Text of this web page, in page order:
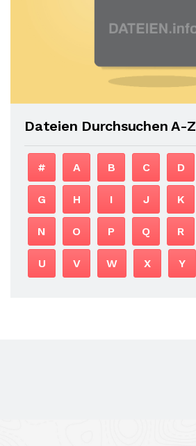
Dateien Durchsuchen A-Z
# A B C D
G H I J K
N O P Q R
U V W X Y